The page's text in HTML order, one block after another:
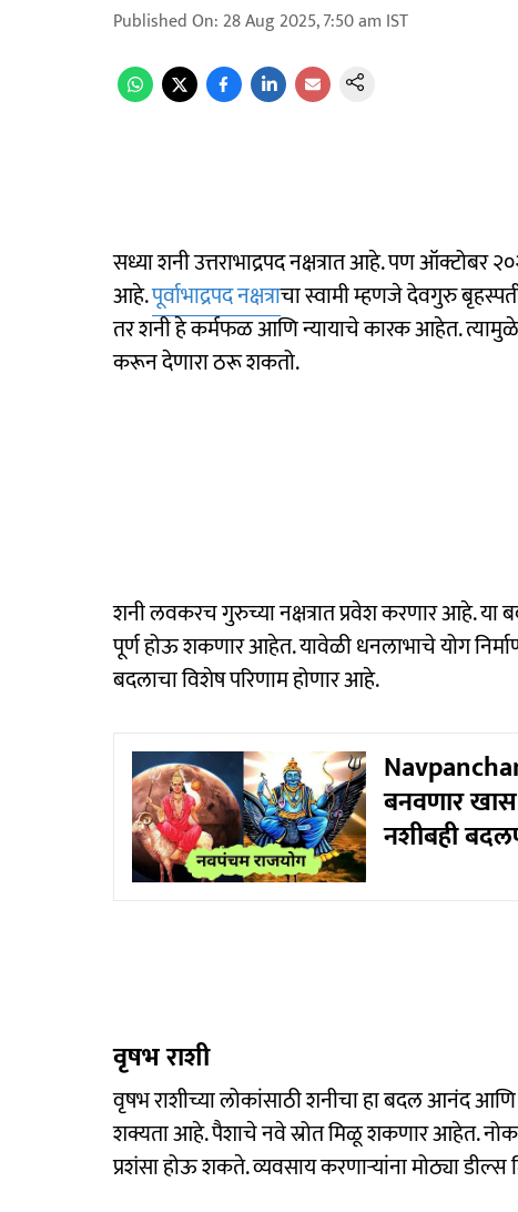
Published On: 28 Aug 2025, 7:50 am IST
सध्या शनी उत्तराभाद्रपद नक्षत्रात आहे. पण ऑक्टोबर
आहे.पूर्वाभाद्रपद नक्षत्राचा स्वामी म्हणजे देवगुरु
तर शनी हे कर्मफळ आणि न्यायाचे कारक आहेत. त्यामुळे
करून देणारा ठरू शकतो.
शनी लवकरच गुरुच्या नक्षत्रात प्रवेश करणार आहे.
पूर्ण होऊ शकणार आहेत. यावेळी धनलाभाचे योग
बदलाचा विशेष परिणाम होणार आहे.
बनवणार
नशीबही
वृषभ राशी
वृषभ राशीच्या लोकांसाठी शनीचा हा बदल आनंद आणि
शक्यता आहे. पैशाचे नवे स्रोत मिळू शकणार आहेत.
प्रशंसा होऊ शकते. व्यवसाय करणाऱ्यांना मोठ्या